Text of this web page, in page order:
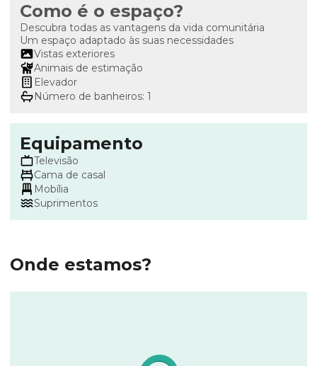
Como é o espaço?
Descubra todas as vantagens da vida comunitária
Um espaço adaptado às suas necessidades
Vistas exteriores
Animais de estimação
Elevador
Número de banheiros: 1
Equipamento
Televisão
Cama de casal
Mobília
Suprimentos
Onde estamos?